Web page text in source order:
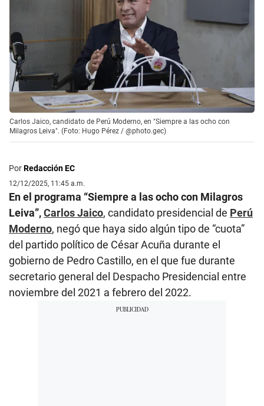
Carlos Jaico, candidato de Perú Moderno, en "Siempre a las ocho con
Milagros Leiva". (Foto: Hugo Pérez / @photo.gec)
PorRedacción EC
12/12/2025, 11:45 a.m.
En el programa “Siempre a las ocho con Milagros
Leiva”,Carlos Jaico, candidato presidencial de Perú
Moderno, negó que haya sido algún tipo de “cuota”
del partido político de César Acuña durante el
gobierno de Pedro Castillo, en el que fue durante
secretario general del Despacho Presidencial entre
noviembre del 2021 a febrero del 2022.